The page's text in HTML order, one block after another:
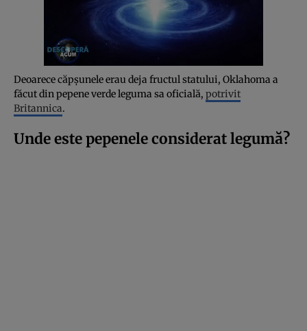
Deoarece căpșunele erau deja fructul statului, Oklahoma a
făcut din pepene verde leguma sa oficială, potrivit
Britannica.
Unde este pepenele considerat legumă?